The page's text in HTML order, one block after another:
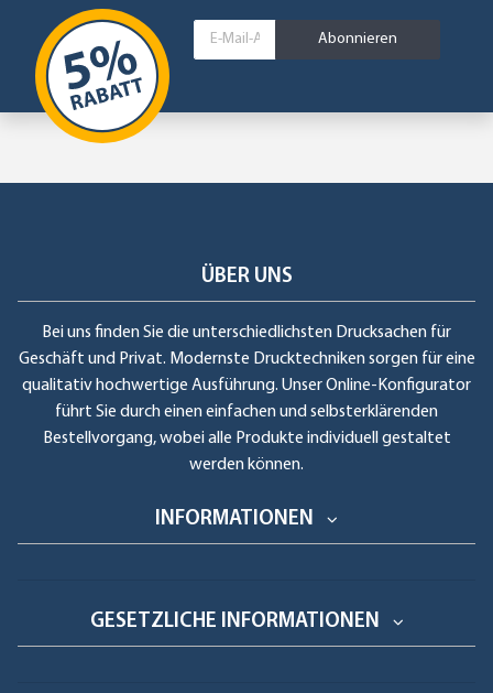
Abonnieren
ÜBER UNS
Bei uns finden Sie die unterschiedlichsten Drucksachen für
Geschäft und Privat. Modernste Drucktechniken sorgen für eine
qualitativ hochwertige Ausführung. Unser Online-Konfigurator
führt Sie durch einen einfachen und selbsterklärenden
Bestellvorgang, wobei alle Produkte individuell gestaltet
werden können.
INFORMATIONEN
GESETZLICHE INFORMATIONEN